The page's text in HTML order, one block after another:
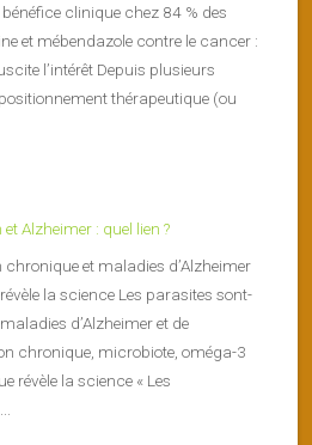
clinique chez 84 % des
et mébendazole contre le cancer :
l’intérêt Depuis plusieurs
thérapeutique (ou
Alzheimer : quel lien ?
et maladies d’Alzheimer
la science Les parasites sont-
d’Alzheimer et de
chronique, microbiote, oméga-3
révèle la science « Les